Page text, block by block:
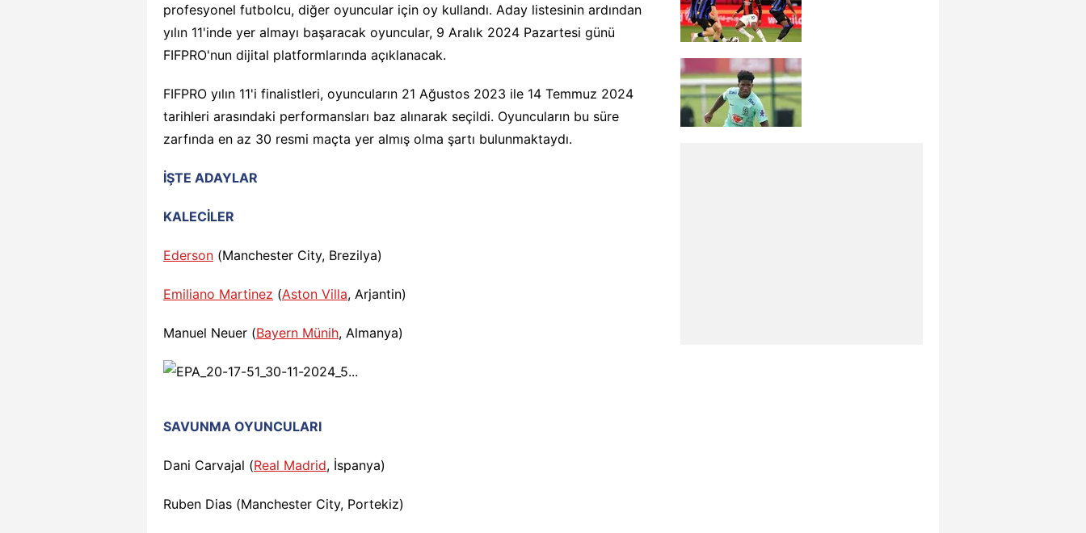
profesyonel futbolcu, diğer oyuncular için oy kullandı. Aday listesinin ardından
yılın 11'inde yer almayı başaracak oyuncular, 9 Aralık 2024 Pazartesi günü
FIFPRO'nun dijital platformlarında açıklanacak.
FIFPRO yılın 11'i finalistleri, oyuncuların 21 Ağustos 2023 ile 14 Temmuz 2024
tarihleri arasındaki performansları baz alınarak seçildi. Oyuncuların bu süre
zarfında en az 30 resmi maçta yer almış olma şartı bulunmaktaydı.
İŞTE ADAYLAR
KALECİLER
Ederson (Manchester City, Brezilya)
Emiliano Martinez (Aston Villa, Arjantin)
Manuel Neuer (Bayern Münih, Almanya)
SAVUNMA OYUNCULARI
Dani Carvajal (Real Madrid, İspanya)
Ruben Dias (Manchester City, Portekiz)